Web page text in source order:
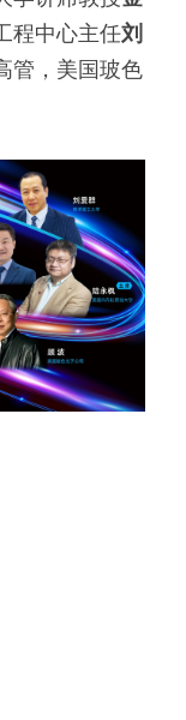
程中心主任刘
管，美国玻⾊